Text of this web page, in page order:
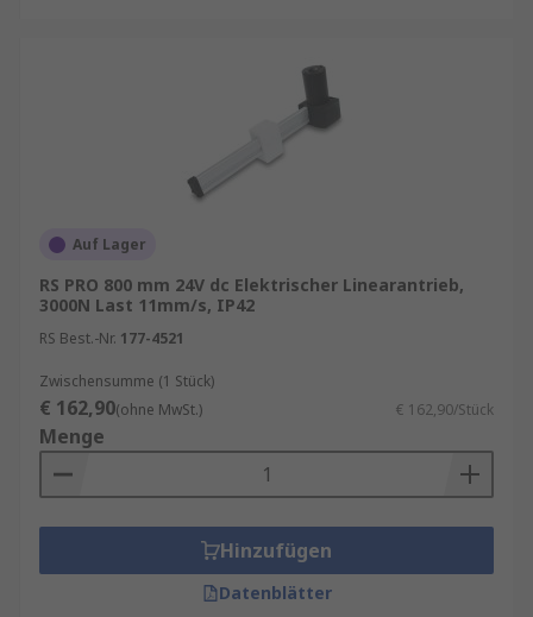
Auf Lager
RS PRO 800 mm 24V dc Elektrischer Linearantrieb,
3000N Last 11mm/s, IP42
RS Best.-Nr. 177-4521
Zwischensumme (1 Stück)
€ 162,90(ohne MwSt.) € 162,90/Stück
Menge
Hinzufügen
Datenblätter